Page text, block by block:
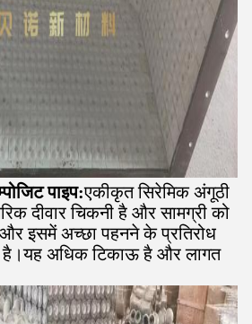
पाइप:एकीकृत सिरेमिक अंगूठी
दीवार चिकनी है और सामग्री को
इसमें अच्छा पहनने के प्रतिरोध
है।यह अधिक टिकाऊ है और लागत